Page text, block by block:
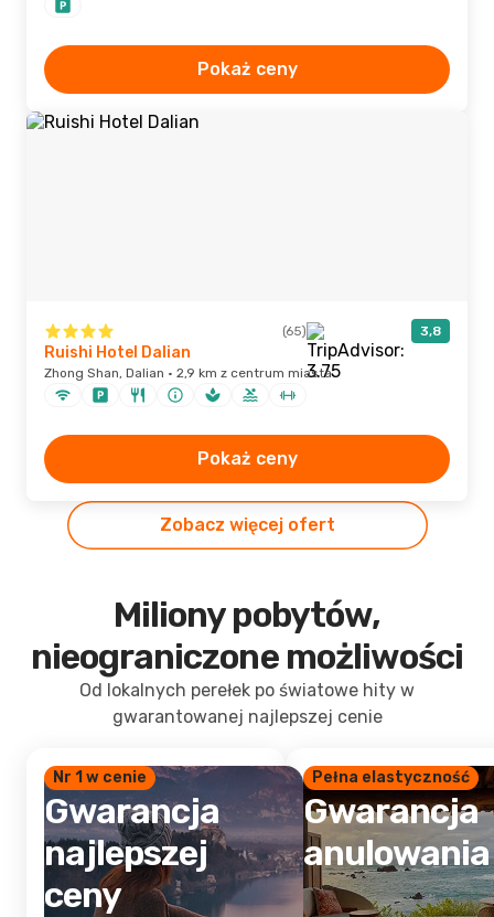
Pokaż ceny
(65) 3,8
Ruishi Hotel Dalian
Zhong Shan, Dalian · 2,9 km z centrum miasta
Pokaż ceny
Zobacz więcej ofert
Miliony pobytów,
nieograniczone możliwości
Od lokalnych perełek po światowe hity w
gwarantowanej najlepszej cenie
Nr 1 w cenie
Gwarancja
najlepszej
ceny
Pełna elastyczność
Gwarancja
anulowania